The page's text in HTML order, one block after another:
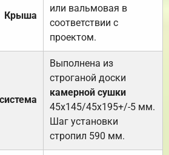
Крыша
или вальмовая в
соответствии с
проектом.
Выполнена из
строганой доски
камерной сушки
45х145/45х195+/-5 мм.
Шаг установки
стропил 590 мм.